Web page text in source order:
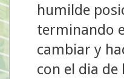
humilde
terminando
cambiar y
con el dia